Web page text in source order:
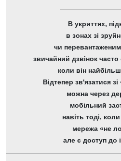
В укриттях,
в зонах зі
чи
звичайний дзвінок
коли він
Відтепер зв'язатися
можна через
мобільний
навіть тоді,
мережа «не
але є доступ до